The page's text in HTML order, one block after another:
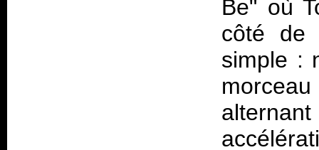
Be" où
côté de
simple :